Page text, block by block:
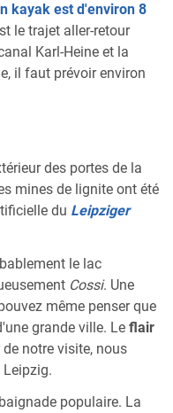
kayak est d'environ 8
le trajet aller-retour
Karl-Heine et la
il faut prévoir environ
des portes de la
mines de lignite ont été
du Leipziger
le lac
Cossi. Une
même penser que
grande ville. Le flair
notre visite, nous
populaire. La